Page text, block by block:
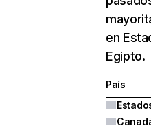
en
Egipto.
País